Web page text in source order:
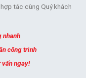
tác cùng Quý khách
nhanh
công trình
vấn ngay!